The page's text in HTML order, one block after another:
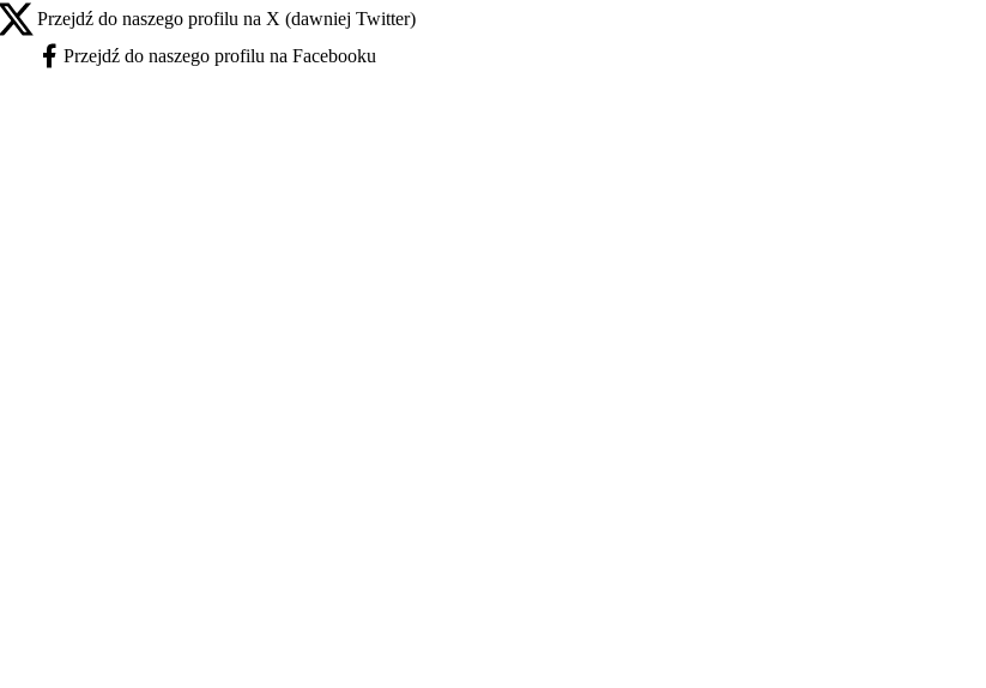
X - otwiera się w nowej karcie
Przejdź do naszego profilu na X (dawniej Twitter)
Facebook - otwiera się w nowej karcie
Przejdź do naszego profilu na Facebooku